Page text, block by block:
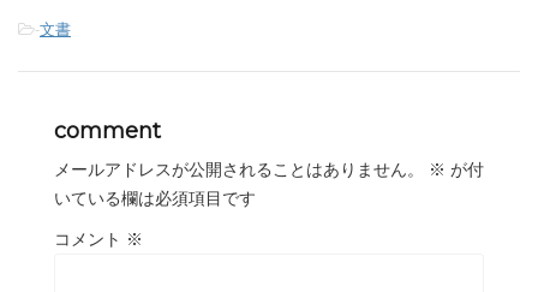
-文書
comment
メールアドレスが公開されることはありません。 ※ が付
いている欄は必須項目です
コメント ※